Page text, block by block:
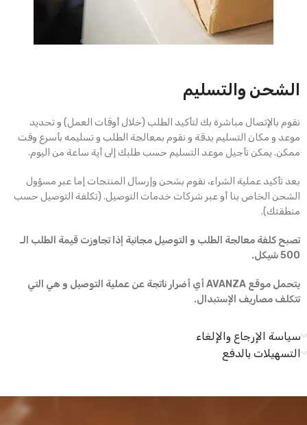
الشحن والتسليم
نقوم بالإتصال مباشرة بك لتأكيد الطلب (خلال أوقات العمل) و تحديد
موعد و مكان التسليم بدقة و نقوم بمعالجة الطلب و تسليمه بأسرع وقت
ممكن. يمكن تأجيل موعد التسليم حسب طلبك إلى أية ساعة من اليوم.
بعد تأكيد عملية الشراء، نقوم بشحن وإرسال المنتجات إما عبر مسؤول
الشحن الخاص بنا أو عبر شركات خدمات التوصيل. (تكلفة التوصيل حسب
منطقتك).
تصبح كلفة معالجة الطلب و التوصيل مجانية إذا تجاوزت قيمة الطلب الـ
500 شيكل.
يتحمل موقع AVANZA أي أضرار ناتجة عن عملية التوصيل و هي التي
تتكلف مصاريف الإستبدال.
سياسة الإرجاع والإلغاء
التسهيلات بالدفع